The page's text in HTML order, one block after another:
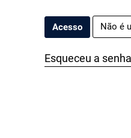
Acesso Não é
Esqueceu a